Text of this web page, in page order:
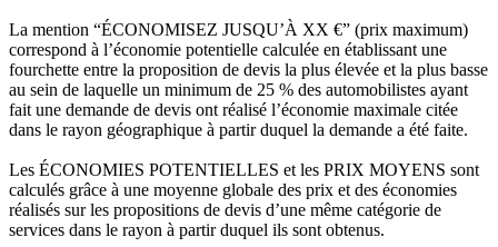
La mention “ÉCONOMISEZ JUSQU’À XX €” (prix maximum)
correspond à l’économie potentielle calculée en établissant une
fourchette entre la proposition de devis la plus élevée et la plus basse
au sein de laquelle un minimum de 25 % des automobilistes ayant
fait une demande de devis ont réalisé l’économie maximale citée
dans le rayon géographique à partir duquel la demande a été faite.
Les ÉCONOMIES POTENTIELLES et les PRIX MOYENS sont
calculés grâce à une moyenne globale des prix et des économies
réalisés sur les propositions de devis d’une même catégorie de
services dans le rayon à partir duquel ils sont obtenus.